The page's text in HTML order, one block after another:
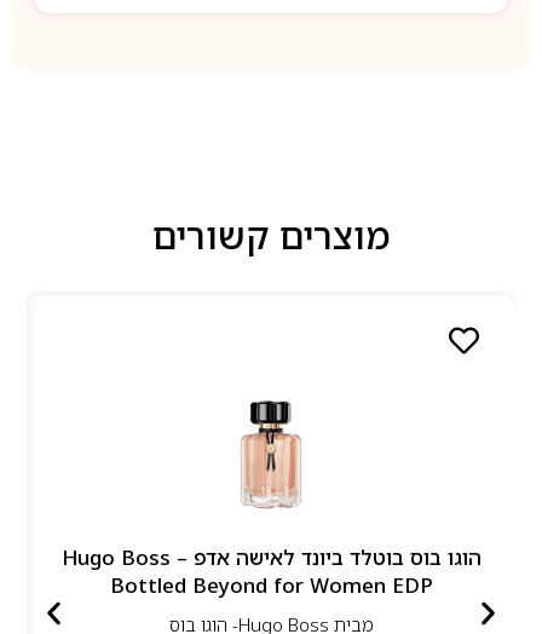
מוצרים קשורים
הוגו בוס בוטלד ביונד לאישה אדפ – Hugo Boss
Bottled Beyond for Women EDP
מבית Hugo Boss- הוגו בוס